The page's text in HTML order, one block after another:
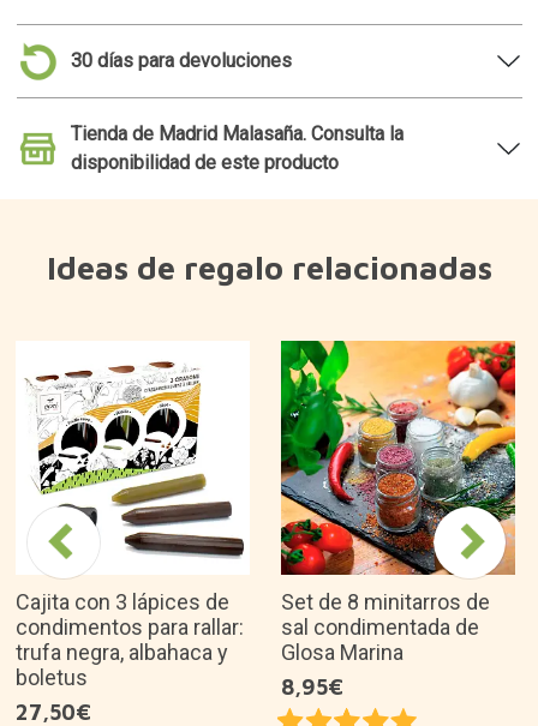
30 días para devoluciones
Tienda de Madrid Malasaña. Consulta la
disponibilidad de este producto
Ideas de regalo relacionadas
Cajita con 3 lápices de
condimentos para rallar:
trufa negra, albahaca y
boletus
27,50€
Set de 8 minitarros de
sal condimentada de
Glosa Marina
8,95€